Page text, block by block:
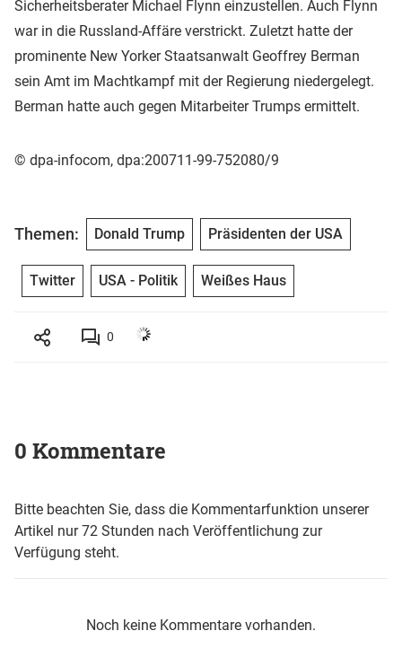
Sicherheitsberater Michael Flynn einzustellen. Auch Flynn
war in die Russland-Affäre verstrickt. Zuletzt hatte der
prominente New Yorker Staatsanwalt Geoffrey Berman
sein Amt im Machtkampf mit der Regierung niedergelegt.
Berman hatte auch gegen Mitarbeiter Trumps ermittelt.
© dpa-infocom, dpa:200711-99-752080/9
Themen: Donald Trump Präsidenten der USA
Twitter USA - Politik Weißes Haus
0
0 Kommentare
Bitte beachten Sie, dass die Kommentarfunktion unserer
Artikel nur 72 Stunden nach Veröffentlichung zur
Verfügung steht.
Noch keine Kommentare vorhanden.